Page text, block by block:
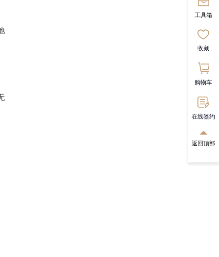
工具箱
收藏
购物车
在线签约
返回顶部